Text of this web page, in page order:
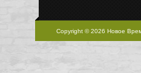
Copyright © 2026 Новое